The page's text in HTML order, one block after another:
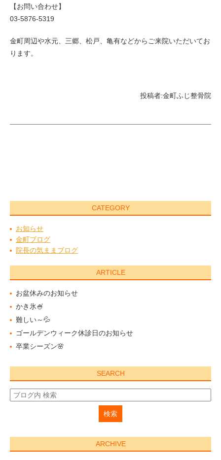
【お問い合わせ】
03-5876-5319
金町周辺や水元、三郷、松戸、亀有などからご来院いただいてお
ります。
投稿者:金町ふじ整骨院
CATEGORY
お知らせ
金町ブログ
院長の気ままブログ
ARTICLE
お盆休みのお知らせ
かき氷🍧
難しい～💦
ゴールデンウィーク休診日のお知らせ
卒業シーズン🌸
SEARCH
ARCHIVE